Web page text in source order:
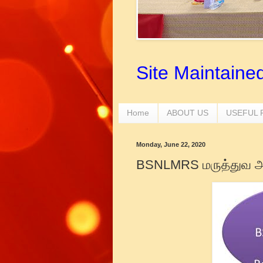
Site
Home ABOUT US USEFUL
Monday, June 22, 2020
BSNLMRS மருத்துவ